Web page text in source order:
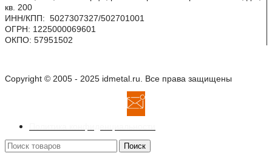
кв. 200
ИНН/КПП: 5027307327/502701001
ОГРН: 1225000069601
ОКПО: 57951502
Copyright © 2005 - 2025 idmetal.ru. Все права защищены
Поиск